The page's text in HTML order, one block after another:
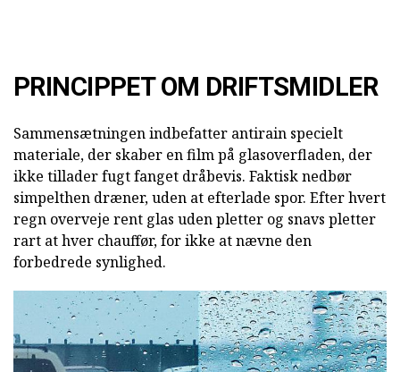
PRINCIPPET OM DRIFTSMIDLER
Sammensætningen indbefatter antirain specielt
materiale, der skaber en film på glasoverfladen, der
ikke tillader fugt fanget dråbevis. Faktisk nedbør
simpelthen dræner, uden at efterlade spor. Efter hvert
regn overveje rent glas uden pletter og snavs pletter
rart at hver chauffør, for ikke at nævne den
forbedrede synlighed.